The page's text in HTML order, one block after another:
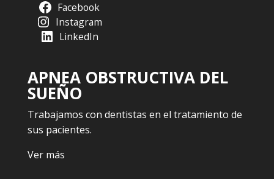
Facebook
Instagram
LinkedIn
APNEA OBSTRUCTIVA DEL
SUEÑO
Trabajamos con dentistas en el tratamiento de
sus pacientes.
Ver más